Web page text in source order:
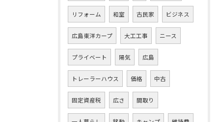
リフォーム 和室 古民家 ビジネス
広島東洋カープ 大工工事 ニース
プライベート 陽気 広島
トレーラーハウス 価格 中古
固定資産税 広さ 間取り